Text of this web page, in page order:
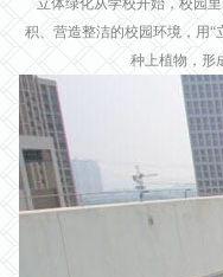
立体绿化从学校开始， 校园
积、营造整洁的校园环境，用“
种上植物，形